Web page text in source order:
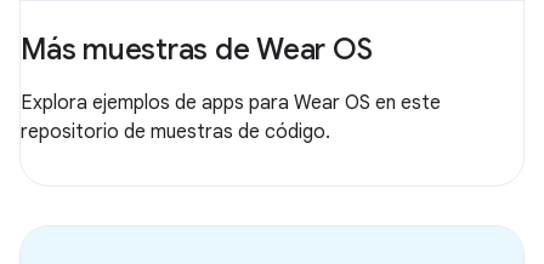
Más muestras de Wear OS
Explora ejemplos de apps para Wear OS en este
repositorio de muestras de código.